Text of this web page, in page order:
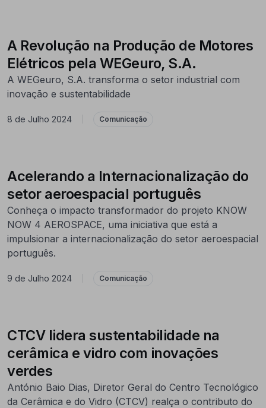
A Revolução na Produção de Motores
Elétricos pela WEGeuro, S.A.
A WEGeuro, S.A. transforma o setor industrial com
inovação e sustentabilidade
8 de Julho 2024 Comunicação
Acelerando a Internacionalização do
setor aeroespacial português
Conheça o impacto transformador do projeto KNOW
NOW 4 AEROSPACE, uma iniciativa que está a
impulsionar a internacionalização do setor aeroespacial
português.
9 de Julho 2024 Comunicação
CTCV lidera sustentabilidade na
cerâmica e vidro com inovações
verdes
António Baio Dias, Diretor Geral do Centro Tecnológico
da Cerâmica e do Vidro (CTCV) realça o contributo do